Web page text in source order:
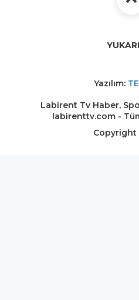
Yazılım:
Labirent Tv Haber,
labirenttv.com -
Copyright